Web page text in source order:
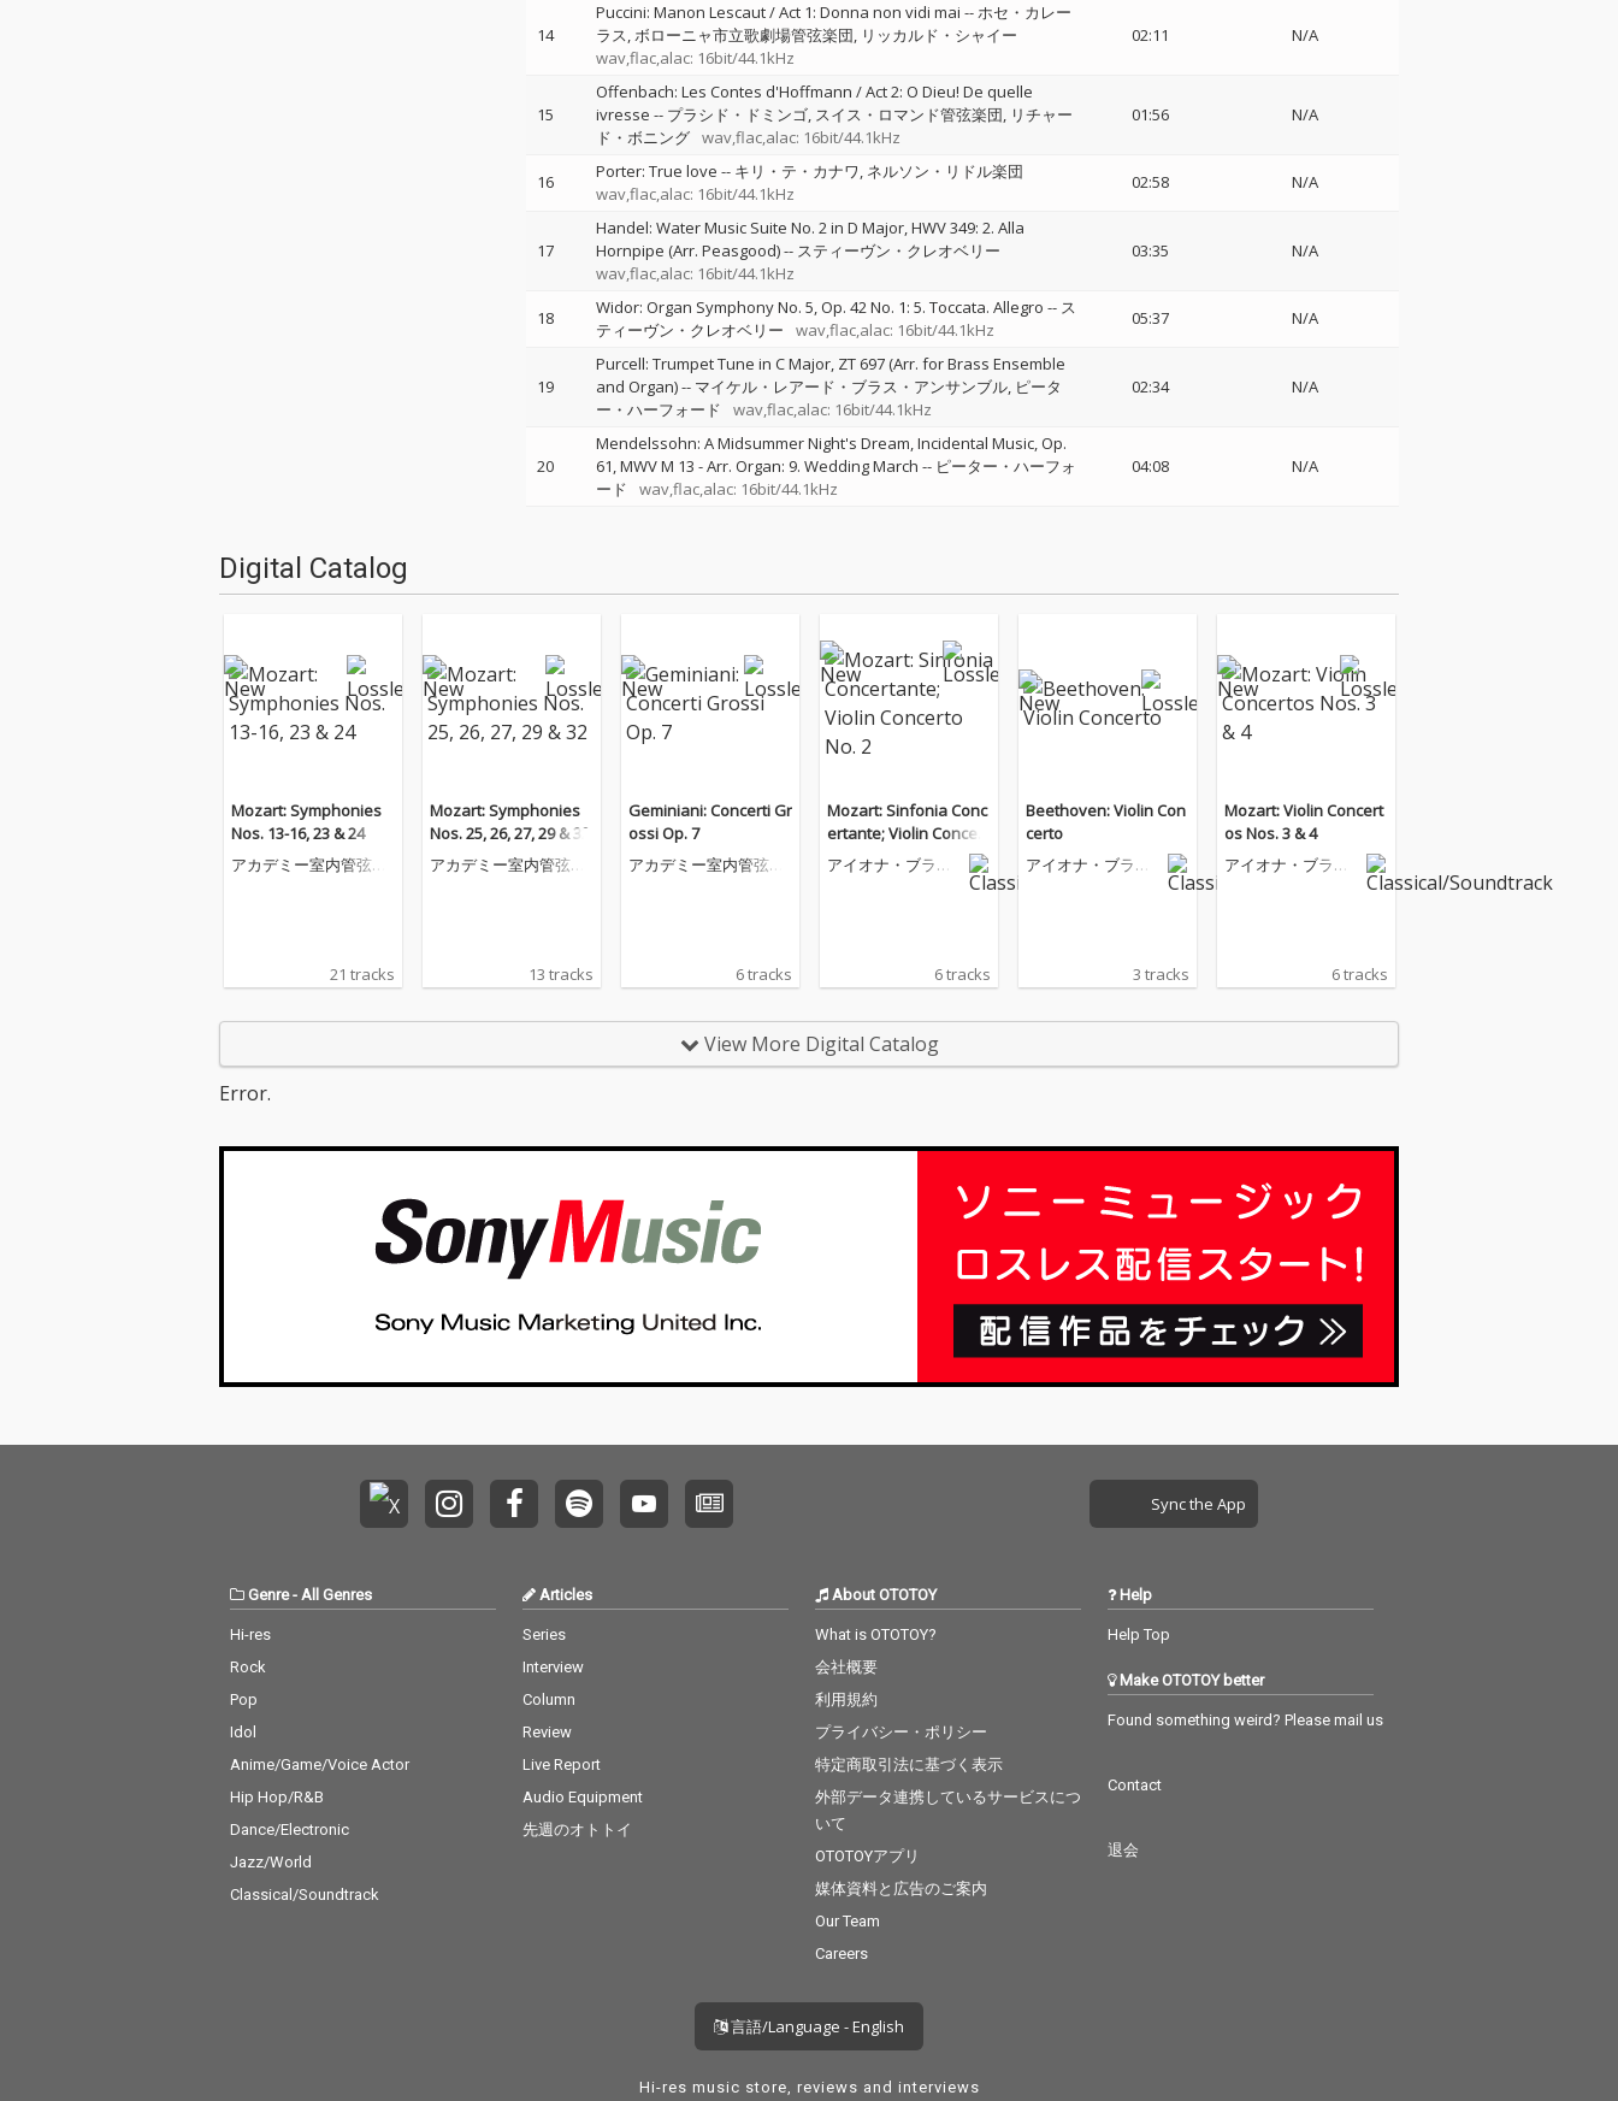
14
Puccini: Manon Lescaut / Act 1: Donna non vidi mai --ホセ・カレー
ラス ボローニャ市立歌劇場管弦楽団 リッカルド・シャイー
wav,flac,alac: 16bit/44.1kHz
02:11 N/A
15
Offenbach: Les Contes d'Hoffmann / Act 2: O Dieu! De quelle
ivresse -- プラシド・ドミンゴ スイス・ロマンド管弦楽団 リチャー
ド・ボニング wav,flac,alac: 16bit/44.1kHz
01:56 N/A
16 Porter: True love -- キリ・テ・カナワ ネルソン・リドル楽団
wav,flac,alac: 16bit/44.1kHz
02:58 N/A
17
Handel: Water Music Suite No. 2 in D Major, HWV 349: 2. Alla
Hornpipe (Arr. Peasgood)-- スティーヴン・クレオベリー
wav,flac,alac: 16bit/44.1kHz
03:35 N/A
18 Widor: Organ Symphony No. 5, Op. 42 No. 1: 5. Toccata. Allegro -- ス
ティーヴン・クレオベリー
wav,flac,alac: 16bit/44.1kHz
05:37 N/A
19
Purcell: Trumpet Tune in C Major, ZT 697 (Arr. for Brass Ensemble
and Organ)-- マイケル・レアード・ブラス・アンサンブル ピータ
ー・ハーフォード
wav,flac,alac: 16bit/44.1kHz
02:34 N/A
20
Mendelssohn: A Midsummer Night's Dream, Incidental Music, Op.
61, MWV M 13 - Arr. Organ: 9. Wedding March -- ピーター・ハーフォ
ード
wav,flac,alac: 16bit/44.1kHz
04:08 N/A
Digital Catalog
Mozart: Symphonies
Nos. 13-16, 23 & 24
アカデミー室内管弦楽
21 tracks
Mozart: Symphonies
Nos. 25, 26, 27, 29 & 32
アカデミー室内管弦楽
13 tracks
Geminiani: Concerti Gr
ossi Op. 7
アカデミー室内管弦楽
6 tracks
Mozart: Sinfonia Conc
ertante; Violin Concert
o No. 2
アイオナ・ブラウ
6 tracks
Beethoven: Violin Con
certo
アイオナ・ブラウ
3 tracks
Mozart: Violin Concert
os Nos. 3 & 4
アイオナ・ブラウ
6 tracks
View More Digital Catalog
Error.
Sync the App
Genre- All Genres
Hi-res
Rock
Pop
Idol
Anime/Game/Voice Actor
Hip Hop/R&B
Dance/Electronic
Jazz/World
Classical/Soundtrack
Articles
Series
Interview
Column
Review
Live Report
Audio Equipment
先週のオトトイ
About OTOTOY
What is OTOTOY?
会社概要
利用規約
プライバシー・ポリシー
特定商取引法に基づく表示
外部データ連携しているサービスにつ
いて
OTOTOYアプリ
媒体資料と広告のご案内
Our Team
Careers
Help
Help Top
Make OTOTOY better
Found something weird? Please mail us
Contact
退会
言語/Language - English
Hi-res music store, reviews and interviews